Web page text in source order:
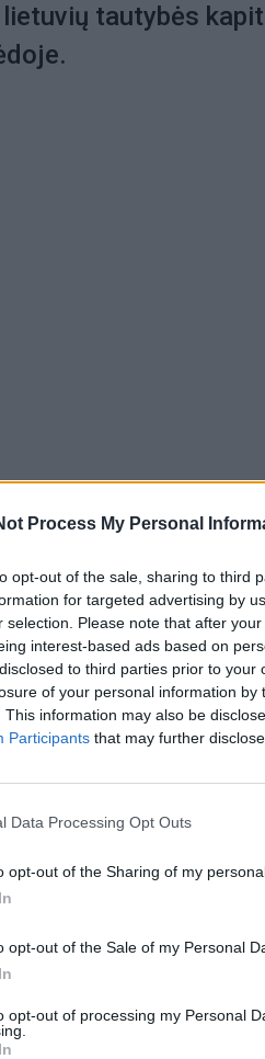
Process My Personal
opt-out of the sale, sharing to third
for targeted advertising by
selection. Please note that after
interest-based ads based on
to third parties prior to
of your personal information by
This information may also be
Participants that may further
Data Processing Opt Outs
opt-out of the Sharing of my
opt-out of the Sale of my Personal
opt-out of processing my Personal
tautybės
m. per stojamuosius į
iš Babtų, dabar garsus
jūros jis neteko artimųjų
vidurinę ir bėgti, kur akys
liktų "kolchoze", į kuriuos
kur nors įstodavai, ką
pedagogu dirbantis
jau egzotika atrodančių
lašiniai pasibaigdavo,